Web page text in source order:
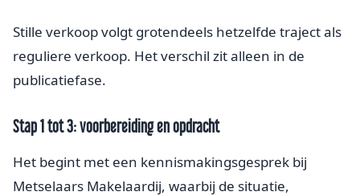
Stille verkoop volgt grotendeels hetzelfde traject als
reguliere verkoop. Het verschil zit alleen in de
publicatiefase.
Stap 1 tot 3: voorbereiding en opdracht
Het begint met een kennismakingsgesprek bij
Metselaars Makelaardij, waarbij de situatie,